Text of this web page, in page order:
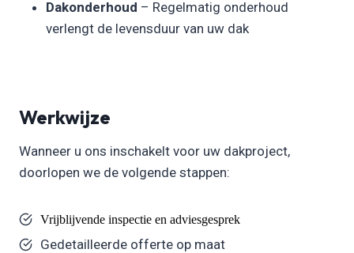
Dakonderhoud – Regelmatig onderhoud
verlengt de levensduur van uw dak
Werkwijze
Wanneer u ons inschakelt voor uw dakproject,
doorlopen we de volgende stappen:
Vrijblijvende inspectie en adviesgesprek
Gedetailleerde offerte op maat